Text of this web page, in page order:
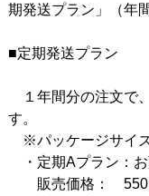
期発送プラン」（年
■定期発送プラン
１年間分の注文で
※パッケージサイズ
・定期Aプラン：
販売価格： 550